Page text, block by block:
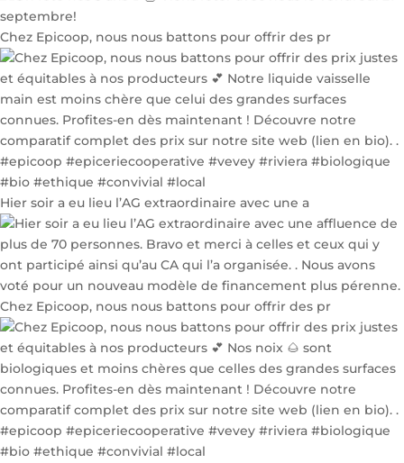
Chez Epicoop, nous nous battons pour offrir des pr
Hier soir a eu lieu l’AG extraordinaire avec une a
Chez Epicoop, nous nous battons pour offrir des pr